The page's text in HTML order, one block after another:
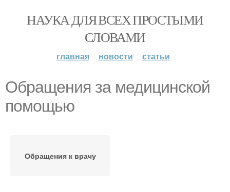
НАУКА ДЛЯ ВСЕХ ПРОСТЫМИ
СЛОВАМИ
главная новости статьи
Обращения за медицинской
помощью
Обращения к врачу